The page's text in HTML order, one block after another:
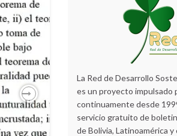
Next
La Red de Desarrollo
es un proyecto impulsado
continuamente desde
servicio gratuito de
de Bolivia, Latinoamérica